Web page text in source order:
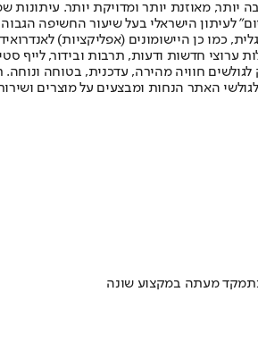
מאוזנת יותר ומדויקת יותר. עיתונות
הראשונה פורסמה ב-30 ביולי 2007, וב-2010 הפך "ישראל היום"
ערוצי חדשות ודעות, תרבות ובידור, לייף
לגולשים חוויה מהירה, עדכנית, בטוחה
האתר הנחות ומבצעים על מוצרים
מעתה במקצוע שונה